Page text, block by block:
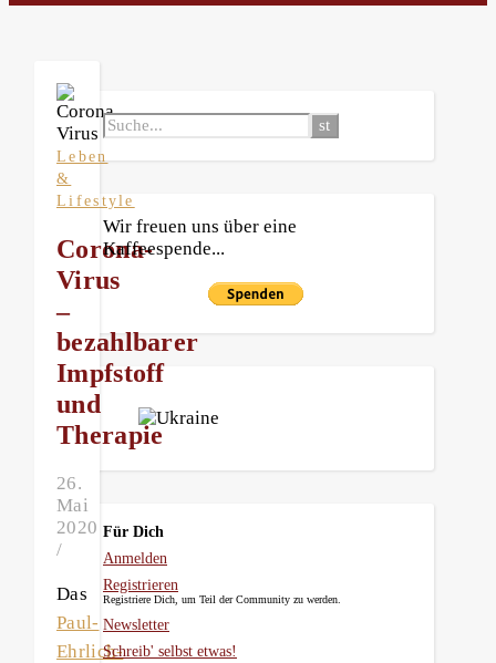
Leben
&
Lifestyle
Corona-
Virus
–
bezahlbarer
Impfstoff
und
Therapie
26.
Mai
2020
/
Das
Paul-
Ehrlich-
Wir freuen uns über eine
Kaffeespende...
Für Dich
Anmelden
Registrieren
Registriere Dich, um Teil der Community zu werden.
Newsletter
Schreib' selbst etwas!